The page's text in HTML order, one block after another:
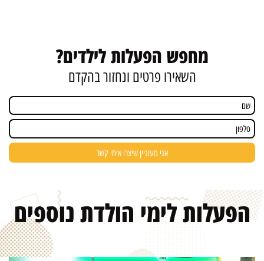
מחפש הפעלות לילדים?
השאירו פרטים ונחזור בהקדם
הפעלות לימי הולדתנוספים